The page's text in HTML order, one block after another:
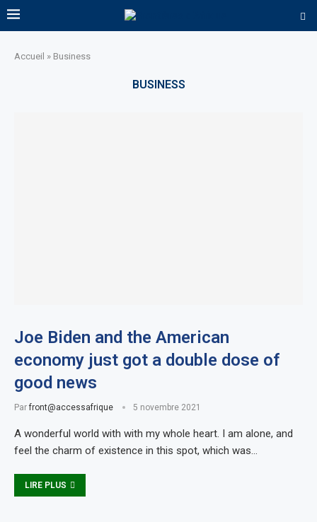
Accueil » Business
BUSINESS
Joe Biden and the American
economy just got a double dose of
good news
Parfront@accessafrique 5 novembre 2021
A wonderful world with with my whole heart. I am alone, and
feel the charm of existence in this spot, which was…
LIRE PLUS